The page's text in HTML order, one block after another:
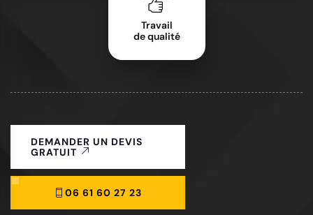
Travail
de qualité
DEMANDER UN DEVIS
GRATUIT
06 61 60 27 23